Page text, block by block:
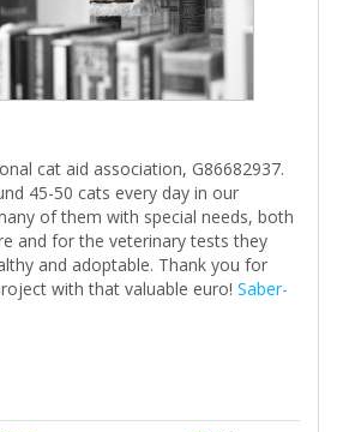
cat aid association, G86682937.
45-50 cats every day in our
of them with special needs, both
and for the veterinary tests they
and adoptable. Thank you for
with that valuable euro! Saber-